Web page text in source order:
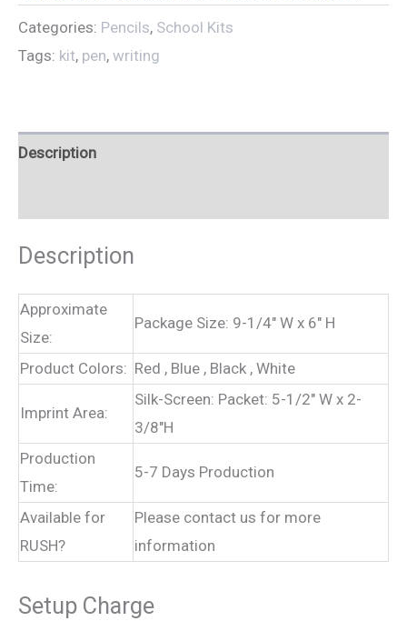
Categories: Pencils, School Kits
Tags: kit, pen, writing
Description
Description
Approximate
Size:
Package Size: 9-1/4″ W x 6″ H
Product Colors: Red , Blue , Black , White
Imprint Area:
Silk-Screen: Packet: 5-1/2″ W x 2-
3/8″H
Production
Time:
5-7 Days Production
Available for
RUSH?
Please contact us for more
information
Setup Charge